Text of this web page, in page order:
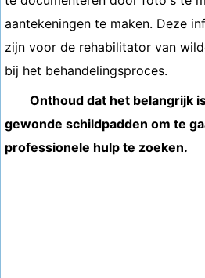
aantekeningen te maken. Deze
zijn voor de rehabilitator van
bij het behandelingsproces.
Onthoud dat het belangrijk
gewonde schildpadden om te
professionele hulp te zoeken.